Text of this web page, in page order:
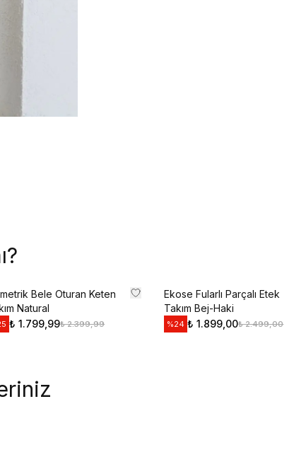
Bele Oturan Keten
Natural
₺ 1.799,99₺ 2.399,99
Ekose Fularlı Parçalı Etek
Takım Bej-Haki
%24 ₺ 1.899,00₺ 2.499,00